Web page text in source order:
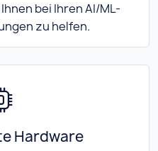
bei Ihren AI/ML-
zu helfen.
Hardware